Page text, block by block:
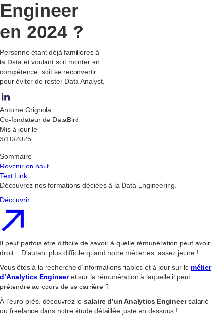
Engineer
en 2024 ?
Personne étant déjà familières à
la Data et voulant soit monter en
compétence, soit se reconvertir
pour éviter de rester Data Analyst.
Antoine Grignola
Co-fondateur de DataBird
Mis à jour le
3/10/2025
Sommaire
Revenir en haut
Text Link
Découvrez nos formations dédiées à la Data Engineering.
Découvrir
Il peut parfois être difficile de savoir à quelle rémunération peut avoir
droit... D'autant plus difficile quand notre métier est assez jeune !
Vous êtes à la recherche d’informations fiables et à jour sur le métier
d’Analytics Engineeret sur la rémunération à laquelle il peut
prétendre au cours de sa carrière ?
À l’euro près, découvrez le salaire d’un Analytics Engineersalarié
ou freelance dans notre étude détaillée juste en dessous !